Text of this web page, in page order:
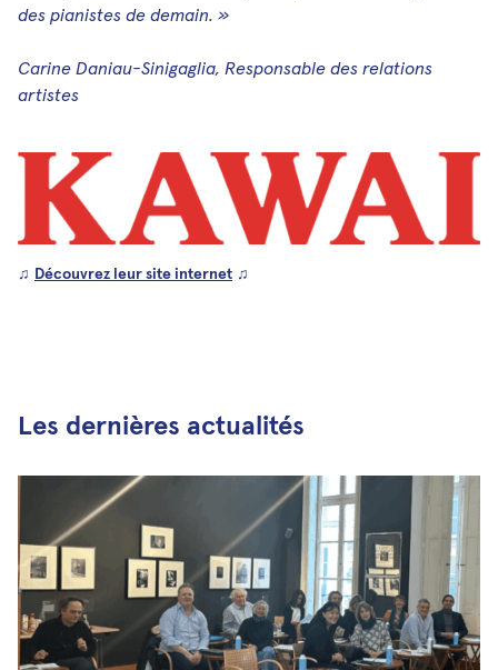
des pianistes de demain. »
Carine Daniau-Sinigaglia, Responsable des relations
artistes
♫ Découvrez leur site internet ♫
Les dernières actualités